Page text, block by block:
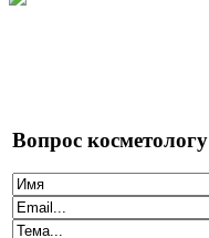
Вопрос косметологу